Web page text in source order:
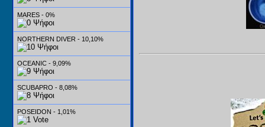
MARES - 0%
NORTHERN DIVER - 10,10%
OCEANIC - 9,09%
SCUBAPRO - 8,08%
POSEIDON - 1,01%